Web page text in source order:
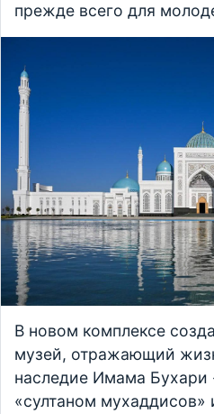
прежде всего для
В новом комплексе
музей, отражающий
наследие Имама Бухари
«султаном мухаддисов»